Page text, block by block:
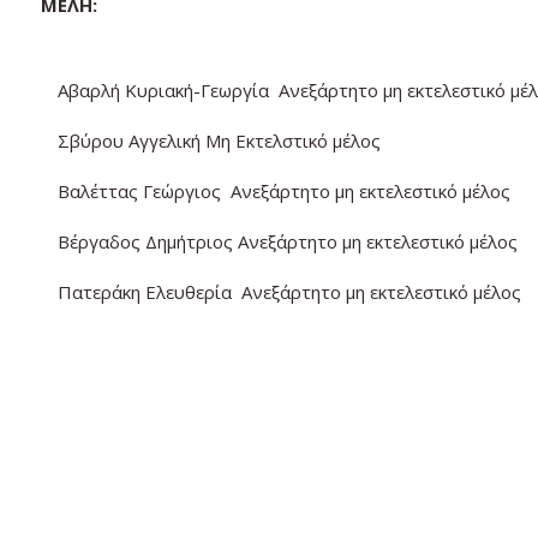
ΜΕΛΗ:
Αβαρλή Κυριακή-Γεωργία Ανεξάρτητο μη εκτελεστικό
Σβύρου Αγγελική Μη Εκτελστικό μέλος
Βαλέττας Γεώργιος Ανεξάρτητο μη εκτελεστικό μέλος
Βέργαδος Δημήτριος Ανεξάρτητο μη εκτελεστικό μέλος
Πατεράκη Ελευθερία Ανεξάρτητο μη εκτελεστικό μέλος